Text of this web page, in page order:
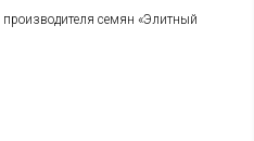
производителя семян «Элитный